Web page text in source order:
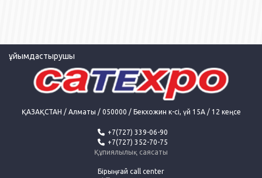
ұйымдастырушы
ҚАЗАҚСТАН / Алматы / 050000 / Бекхожин к-сі, үй 15А / 12 кеңсе
+7(727) 339-06-90
+7(727) 352-70-75
Құпиялылық саясаты
Бірыңғай call center